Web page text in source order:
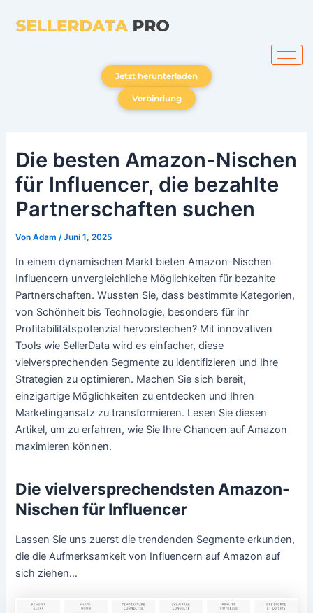
Inhalt
Jetzt herunterladen
Verbindung
Die besten Amazon-Nischen
für Influencer, die bezahlte
Partnerschaften suchen
VonAdam /Juni 1, 2025
In einem dynamischen Markt bieten Amazon-Nischen
Influencern unvergleichliche Möglichkeiten für bezahlte
Partnerschaften. Wussten Sie, dass bestimmte Kategorien,
von Schönheit bis Technologie, besonders für ihr
Profitabilitätspotenzial hervorstechen? Mit innovativen
Tools wie SellerData wird es einfacher, diese
vielversprechenden Segmente zu identifizieren und Ihre
Strategien zu optimieren. Machen Sie sich bereit,
einzigartige Möglichkeiten zu entdecken und Ihren
Marketingansatz zu transformieren. Lesen Sie diesen
Artikel, um zu erfahren, wie Sie Ihre Chancen auf Amazon
maximieren können.
Die vielversprechendsten Amazon-
Nischen für Influencer
Lassen Sie uns zuerst die trendenden Segmente erkunden,
die die Aufmerksamkeit von Influencern auf Amazon auf
sich ziehen…